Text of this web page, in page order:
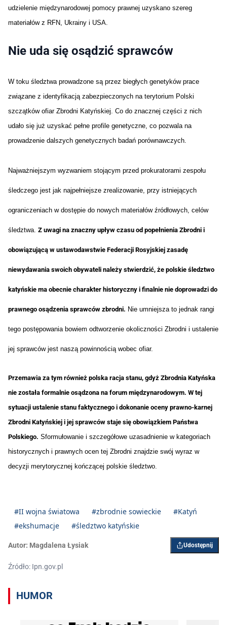
udzielenie międzynarodowej pomocy prawnej uzyskano szereg
materiałów z RFN, Ukrainy i USA.
Nie uda się osądzić sprawców
W toku śledztwa prowadzone są przez biegłych genetyków prace
związane z identyfikacją zabezpieczonych na terytorium Polski
szczątków ofiar Zbrodni Katyńskiej. Co do znacznej części z nich
udało się już uzyskać pełne profile genetyczne, co pozwala na
prowadzenie dalszych genetycznych badań porównawczych.
Najważniejszym wyzwaniem stojącym przed prokuratorami zespołu
śledczego jest jak najpełniejsze zrealizowanie, przy istniejących
ograniczeniach w dostępie do nowych materiałów źródłowych, celów
śledztwa. Z uwagi na znaczny upływ czasu od popełnienia Zbrodni i
obowiązującą w ustawodawstwie Federacji Rosyjskiej zasadę
niewydawania swoich obywateli należy stwierdzić, że polskie śledztwo
katyńskie ma obecnie charakter historyczny i finalnie nie doprowadzi do
prawnego osądzenia sprawców zbrodni. Nie umniejsza to jednak rangi
tego postępowania bowiem odtworzenie okoliczności Zbrodni i ustalenie
jej sprawców jest naszą powinnością wobec ofiar.
Przemawia za tym również polska racja stanu, gdyż Zbrodnia Katyńska
nie została formalnie osądzona na forum międzynarodowym. W tej
sytuacji ustalenie stanu faktycznego i dokonanie oceny prawno-karnej
Zbrodni Katyńskiej i jej sprawców staje się obowiązkiem Państwa
Polskiego. Sformułowanie i szczegółowe uzasadnienie w kategoriach
historycznych i prawnych ocen tej Zbrodni znajdzie swój wyraz w
decyzji merytorycznej kończącej polskie śledztwo.
#II wojna światowa #zbrodnie sowieckie
#Katyń
#ekshumacje
#śledztwo katyńskie
Autor: Magdalena Łysiak Udostępnij
Źródło: Ipn.gov.pl
HUMOR